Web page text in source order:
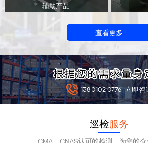
辅助产品
查看更多
138 0102 0776 立即咨
巡检服务
CMA、CNAS认可的检测，为您的